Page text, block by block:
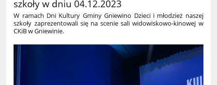
szkoły w dniu 04.12.2023
W ramach Dni Kultury Gminy Gniewino Dzieci i młodzież naszej
szkoły zaprezentowali się na scenie sali widowiskowo-kinowej w
CKiB w Gniewinie. ​​​​​